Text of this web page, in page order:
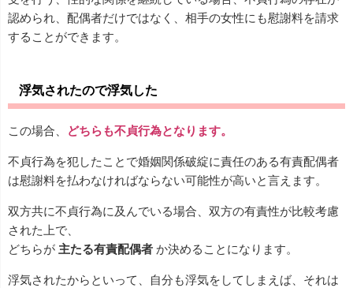
認められ、配偶者だけではなく、相手の女性にも慰謝料を請求
することができます。
浮気されたので浮気した
この場合、 どちらも不貞行為となります。
不貞行為を犯したことで婚姻関係破綻に責任のある有責配偶者
は慰謝料を払わなければならない可能性が高いと言えます。
双方共に不貞行為に及んでいる場合、双方の有責性が比較考慮
された上で、
どちらが 主たる有責配偶者 か決めることになります。
浮気されたからといって、自分も浮気をしてしまえば、それは